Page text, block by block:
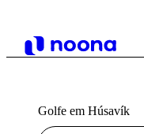
Golfe em Húsavík